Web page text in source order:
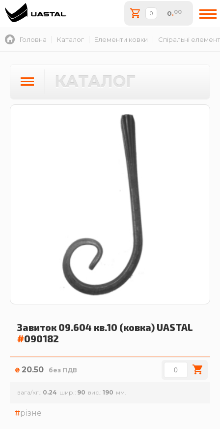
0.00
Головна Каталог Елементи ковки Спіральні
КАТАЛОГ
Завиток 09.604 кв.10 (ковка) UASTAL
#090182
₴ 20.50 без ПДВ
вага/кг. 0.24 шир. 90 вис. 190
різне